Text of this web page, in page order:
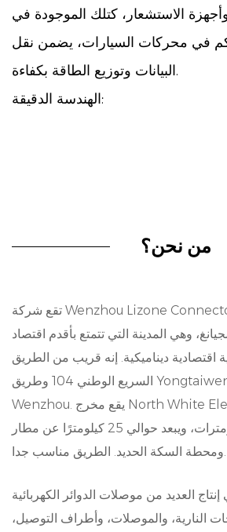
الاستشعار، كتلك الموجودة في
في محركات السيارات، يضمن نقل
البيانات وتوزيع الطاقة بكفاءة.
الهندسة الدقيقة:
والاتصال الكهربائي الجيد، مما
لأنظمة السيارات، تشكل المتانة
موصلات المسامير الأربعة خاصتنا
عالية الجودة مصممة هندسياً لتحمل
والرطوبة الداخلة وسواء
الأمر الذي يضمن الأداء غير المنقطع
في ظل الظروف الأشد قسوة.
من نحن؟
تقع شركة Wenzhou Lizone Connector Co., Ltd. في مدينة
وهي المدينة التي تتمتع بأقدم اقتصاد
ديناميكية. إنه قريب من الطريق
السريع الوطني 104 وطريق Yongtaiwen السريع وجسر
Wenzhou. يقع مخرج North White Elephant على بعد 5
كيلومترات، ويبعد حوالي 25 كيلومترًا عن مطار Wenzhou
ومحطة السكة الحديد. الطريق مناسب جدا.
العديد من موصلات الدوائر الكهربائية
النارية، والموصلات، وأطراف التوصيل،